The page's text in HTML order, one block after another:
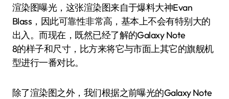
渲染图曝光，这张渲染图来自于爆料大神Evan
Blass，因此可靠性非常高，基本上不会有特别大的
出入。而现在，既然已经了解的Galaxy Note
8的样子和尺寸，比方来将它与市面上其它的旗舰机
型进行一番对比。
除了渲染图之外，我们根据之前曝光的Galaxy Note